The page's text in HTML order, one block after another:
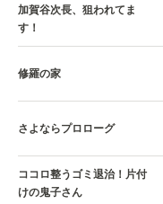
加賀谷次長、狙われてま
す！
修羅の家
さよならプロローグ
ココロ整うゴミ退治！片付
けの鬼子さん